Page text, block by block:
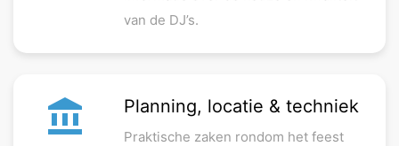
van de DJ’s.
account_balance Planning, locatie & techniek
Praktische zaken rondom het feest